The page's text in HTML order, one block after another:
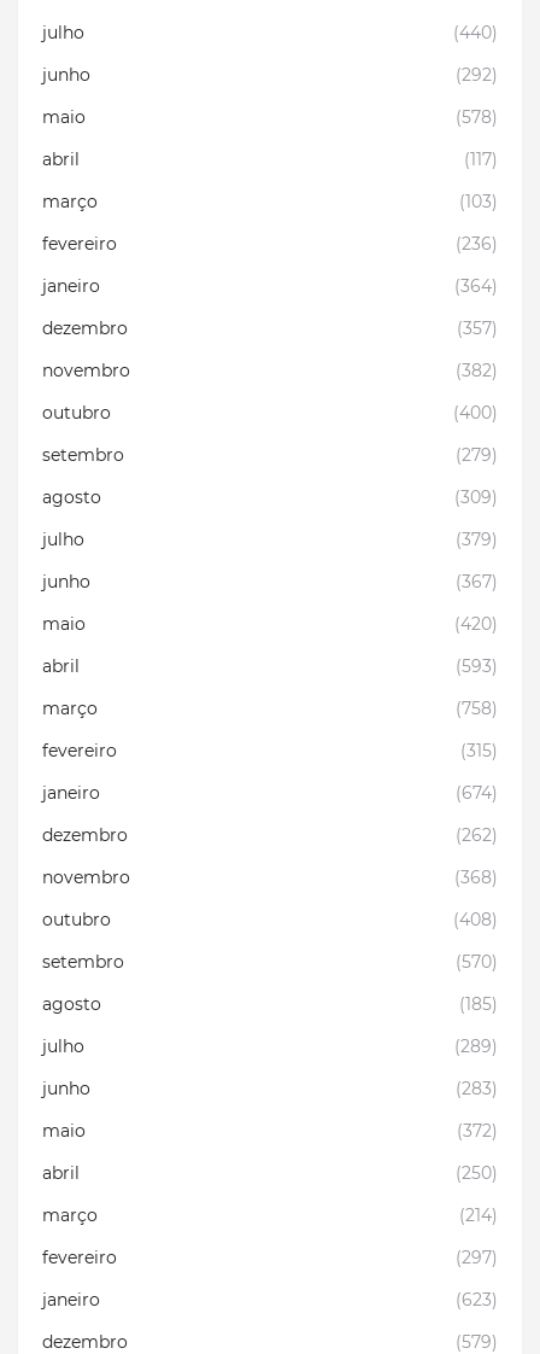
julho
(440)
junho
(292)
maio
(578)
abril
(117)
março
(103)
fevereiro
(236)
janeiro
(364)
dezembro
(357)
novembro
(382)
outubro
(400)
setembro
(279)
agosto
(309)
julho
(379)
junho
(367)
maio
(420)
abril
(593)
março
(758)
fevereiro
(315)
janeiro
(674)
dezembro
(262)
novembro
(368)
outubro
(408)
setembro
(570)
agosto
(185)
julho
(289)
junho
(283)
maio
(372)
abril
(250)
março
(214)
fevereiro
(297)
janeiro
(623)
dezembro
(579)